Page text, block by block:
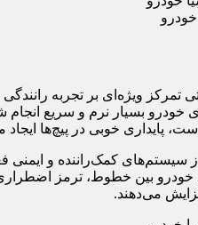
بسیار نرم و سریع
پایداری خوبی در پیچ‌ها ایجاد
سیستم‌های کمک‌راننده و ایمنی
بین خطوط، ترمز
می‌دهند.